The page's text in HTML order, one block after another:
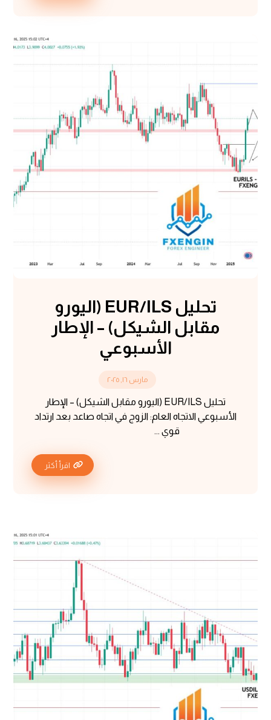
تحليل EUR/ILS (اليورو
مقابل الشيكل) – الإطار
الأسبوعي
مارس ١٦, ٢٠٢٥
تحليل EUR/ILS (اليورو مقابل الشيكل) – الإطار
الأسبوعي الاتجاه العام: الزوج في اتجاه صاعد بعد ارتداد
قوي ...
اقرأ أكثر